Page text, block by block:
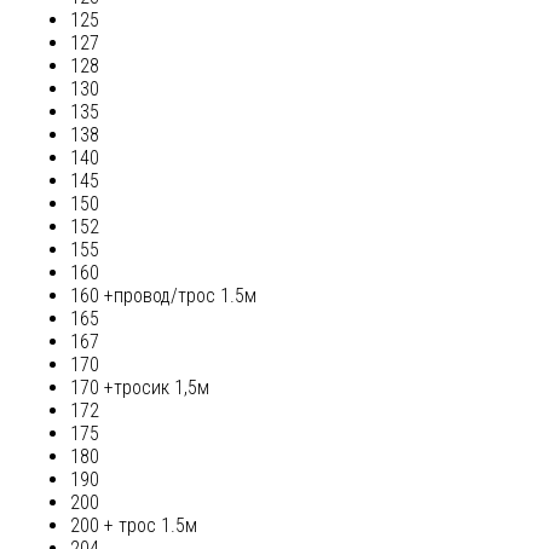
125
127
128
130
135
138
140
145
150
152
155
160
160 +провод/трос 1.5м
165
167
170
170 +тросик 1,5м
172
175
180
190
200
200 + трос 1.5м